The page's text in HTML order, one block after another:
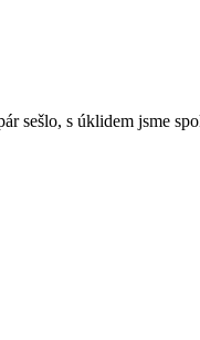
sešlo, s úklidem jsme